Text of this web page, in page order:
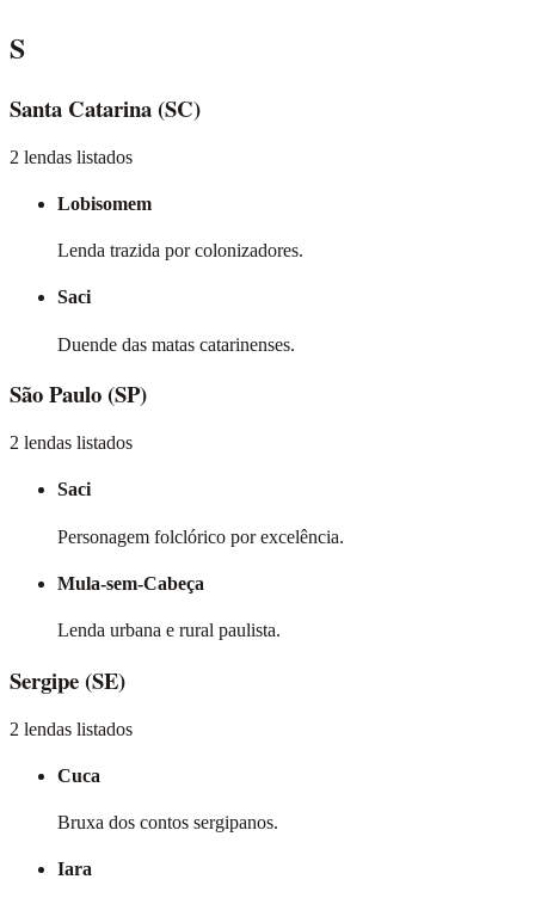
S
Santa Catarina (SC)
2 lendas listados
Lobisomem
Lenda trazida por colonizadores.
Saci
Duende das matas catarinenses.
São Paulo (SP)
2 lendas listados
Saci
Personagem folclórico por excelência.
Mula-sem-Cabeça
Lenda urbana e rural paulista.
Sergipe (SE)
2 lendas listados
Cuca
Bruxa dos contos sergipanos.
Iara